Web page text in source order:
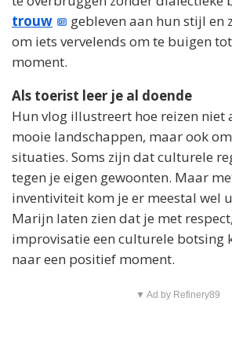
trouw
gebleven aan hun stijl en
om iets vervelends om te buigen
moment.
Als toerist leer je al doende
Hun vlog illustreert hoe reizen niet
mooie landschappen, maar ook
situaties. Soms zijn dat culturele
tegen je eigen gewoonten. Maar
inventiviteit kom je er meestal wel
Marijn laten zien dat je met
improvisatie een culturele botsing
naar een positief moment.
▼ Ad by Refinery89